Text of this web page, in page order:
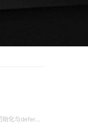
函数的返回值初始化与defer间接影响